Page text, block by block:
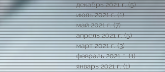
декабрь 2021 г. (5)5 постов
июль 2021 г. (1)1 пост
май 2021 г. (7)7 постов
апрель 2021 г. (5)5 постов
март 2021 г. (3)3 поста
февраль 2021 г. (1)1 пост
январь 2021 г. (1)1 пост